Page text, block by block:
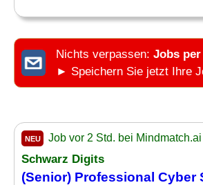
Nichts verpassen: Jobs per
► Speichern Sie jetzt Ihre
NEU Job vor 2 Std. bei
Schwarz Digits
(Senior) Professional Cyber